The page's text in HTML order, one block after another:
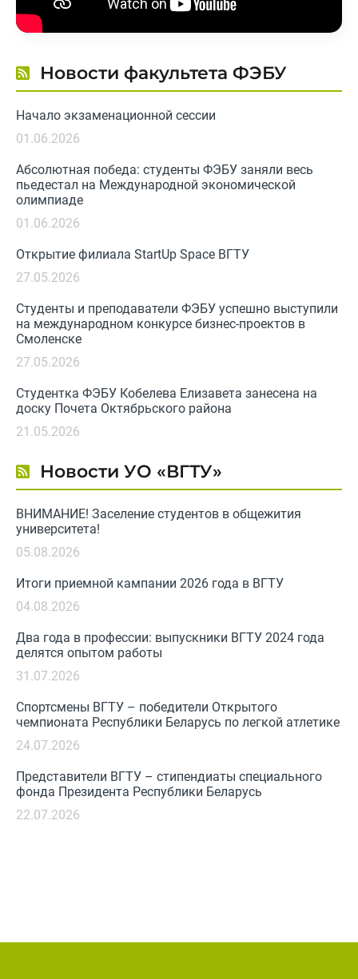
Новости факультета ФЭБУ
Начало экзаменационной сессии
01.06.2026
Абсолютная победа: студенты ФЭБУ заняли весь
пьедестал на Международной экономической
олимпиаде
01.06.2026
Открытие филиала StartUp Space ВГТУ
27.05.2026
Студенты и преподаватели ФЭБУ успешно выступили
на международном конкурсе бизнес-проектов в
Смоленске
27.05.2026
Студентка ФЭБУ Кобелева Елизавета занесена на
доску Почета Октябрьского района
21.05.2026
Новости УО «ВГТУ»
ВНИМАНИЕ! Заселение студентов в общежития
университета!
05.08.2026
Итоги приемной кампании 2026 года в ВГТУ
04.08.2026
Два года в профессии: выпускники ВГТУ 2024 года
делятся опытом работы
31.07.2026
Спортсмены ВГТУ – победители Открытого
чемпионата Республики Беларусь по легкой атлетике
24.07.2026
Представители ВГТУ – стипендиаты специального
фонда Президента Республики Беларусь
22.07.2026